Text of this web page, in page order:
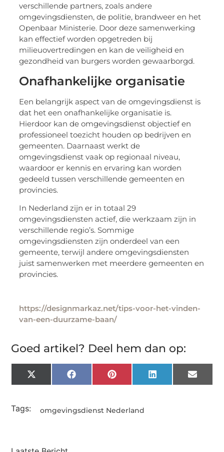
verschillende partners, zoals andere
omgevingsdiensten, de politie, brandweer en het
Openbaar Ministerie. Door deze samenwerking
kan effectief worden opgetreden bij
milieuovertredingen en kan de veiligheid en
gezondheid van burgers worden gewaarborgd.
Onafhankelijke organisatie
Een belangrijk aspect van de omgevingsdienst is
dat het een onafhankelijke organisatie is.
Hierdoor kan de omgevingsdienst objectief en
professioneel toezicht houden op bedrijven en
gemeenten. Daarnaast werkt de
omgevingsdienst vaak op regionaal niveau,
waardoor er kennis en ervaring kan worden
gedeeld tussen verschillende gemeenten en
provincies.
In Nederland zijn er in totaal 29
omgevingsdiensten actief, die werkzaam zijn in
verschillende regio’s. Sommige
omgevingsdiensten zijn onderdeel van een
gemeente, terwijl andere omgevingsdiensten
juist samenwerken met meerdere gemeenten en
provincies.
https://designmarkaz.net/tips-voor-het-vinden-
van-een-duurzame-baan/
Goed artikel? Deel hem dan op:
X
(Twitter)
FacebookPinterestLinkedInEmail
Tags: omgevingsdienst Nederland